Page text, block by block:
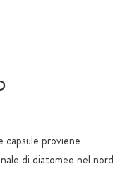
capsule proviene
di diatomee nel nord